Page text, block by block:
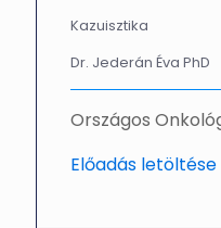
Kazuisztika
Dr. Jederán Éva PhD
Országos
Előadás letöltése